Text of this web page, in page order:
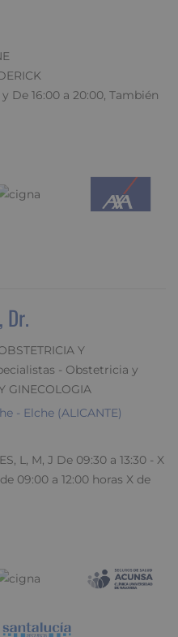
y De 16:00 a 20:00, También
Dr.
Y
- Obstetricia y
GINECOLOGIA
- Elche (ALICANTE)
L, M, J De 09:30 a 13:30 - X
09:00 a 12:00 horas X de